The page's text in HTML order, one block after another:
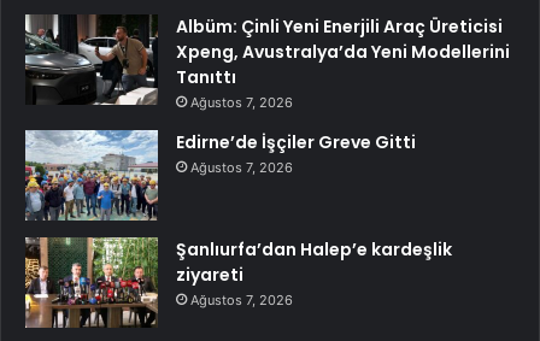
Albüm: Çinli Yeni Enerjili Araç Üreticisi
Xpeng, Avustralya’da Yeni Modellerini
Tanıttı
Ağustos 7, 2026
Edirne’de İşçiler Greve Gitti
Ağustos 7, 2026
Şanlıurfa’dan Halep’e kardeşlik
ziyareti
Ağustos 7, 2026